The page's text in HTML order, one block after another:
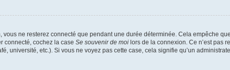
vous ne resterez connecté que pendant une durée déterminée. Cela empêche
connecté, cochez la case Se souvenir de moi lors de la connexion. Ce n’est pas
université, etc.). Si vous ne voyez pas cette case, cela signifie qu’un